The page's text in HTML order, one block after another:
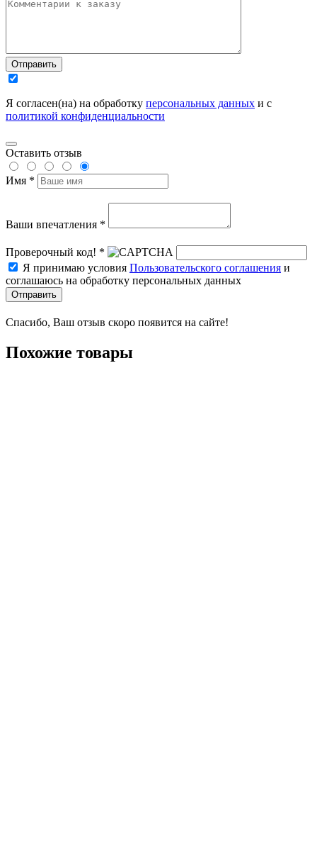
Отправить
Я согласен(на) на обработку персональных данных и с
политикой конфиденциальности
Оставить отзыв
Имя *
Ваши впечатления *
Проверочный код! *
Я принимаю условия Пользовательского соглашения и
соглашаюсь на обработку персональных данных
Отправить
Спасибо, Ваш отзыв скоро появится на сайте!
Похожие товары